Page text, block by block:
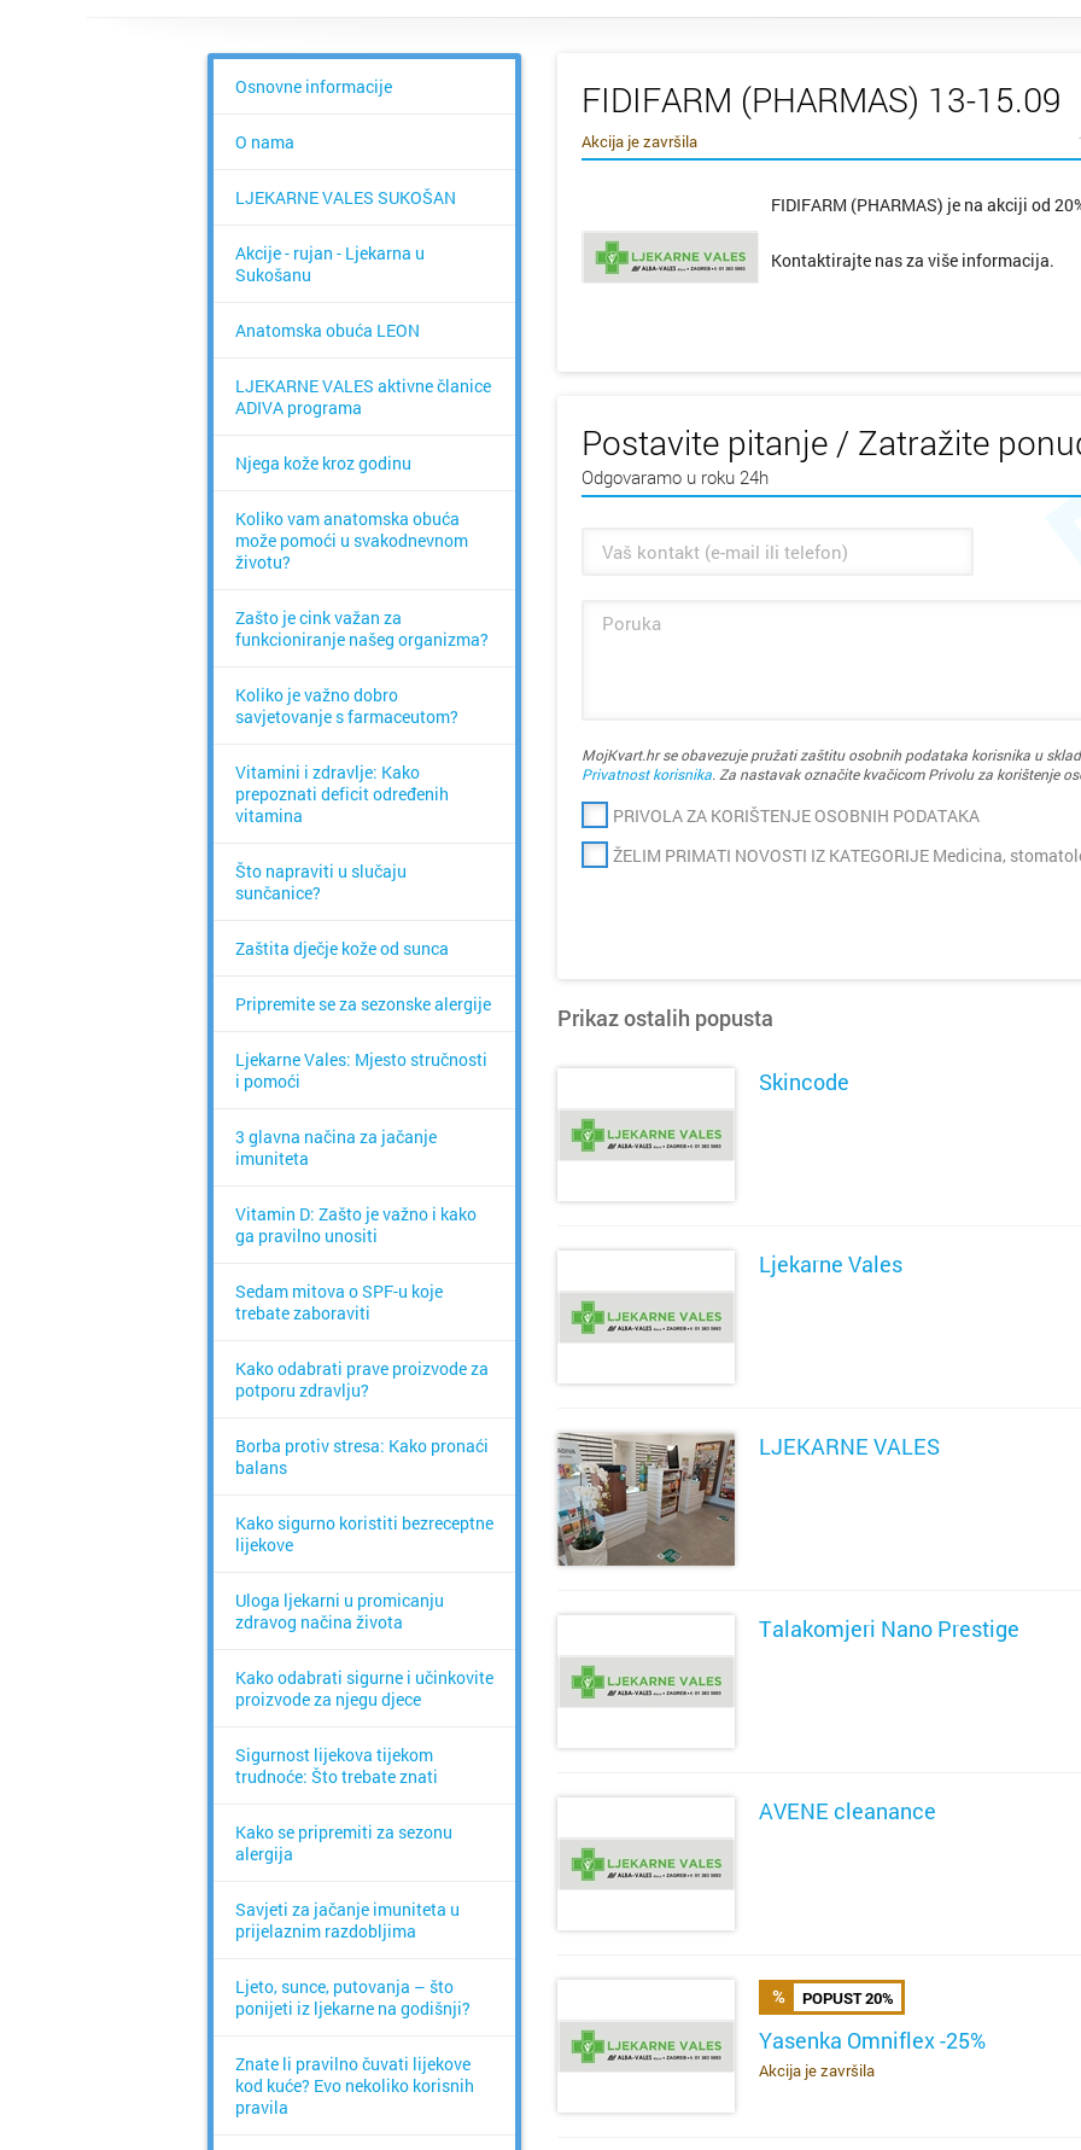
Osnovne informacije
O nama
LJEKARNE VALES SUKOŠAN
Akcije - rujan - Ljekarna u
Sukošanu
Anatomska obuća LEON
LJEKARNE VALES aktivne članice
ADIVA programa
Njega kože kroz godinu
Koliko vam anatomska obuća
može pomoći u svakodnevnom
životu?
Zašto je cink važan za
funkcioniranje našeg organizma?
Koliko je važno dobro
savjetovanje s farmaceutom?
Vitamini i zdravlje: Kako
prepoznati deficit određenih
vitamina
Što napraviti u slučaju
sunčanice?
Zaštita dječje kože od sunca
Pripremite se za sezonske alergije
Ljekarne Vales: Mjesto stručnosti
i pomoći
3 glavna načina za jačanje
imuniteta
Vitamin D: Zašto je važno i kako
ga pravilno unositi
Sedam mitova o SPF-u koje
trebate zaboraviti
Kako odabrati prave proizvode za
potporu zdravlju?
Borba protiv stresa: Kako pronaći
balans
Kako sigurno koristiti bezreceptne
lijekove
Uloga ljekarni u promicanju
zdravog načina života
Kako odabrati sigurne i učinkovite
proizvode za njegu djece
Sigurnost lijekova tijekom
trudnoće: Što trebate znati
Kako se pripremiti za sezonu
alergija
Savjeti za jačanje imuniteta u
prijelaznim razdobljima
Ljeto, sunce, putovanja – što
ponijeti iz ljekarne na godišnji?
Znate li pravilno čuvati lijekove
kod kuće? Evo nekoliko korisnih
pravila
FIDIFARM (PHARMAS) 13-15.09
Akcija je završila
FIDIFARM (PHARMAS) je na akciji od
Kontaktirajte nas za više informacija.
Postavite pitanje / Zatražite
Odgovaramo u roku 24h
MojKvart.hr se obavezuje pružati zaštitu osobnih podataka korisnika u
Privatnost korisnika. Za nastavak označite kvačicom Privolu za korištenje
PRIVOLA ZA KORIŠTENJE OSOBNIH PODATAKA
ŽELIM PRIMATI NOVOSTI IZ KATEGORIJE Medicina,
Prikaz ostalih popusta
Skincode
Ljekarne Vales
LJEKARNE VALES
Talakomjeri Nano Prestige
AVENE cleanance
SAZNAJ VIŠE
POPUST 20%
Yasenka Omniflex -25%
Akcija je završila